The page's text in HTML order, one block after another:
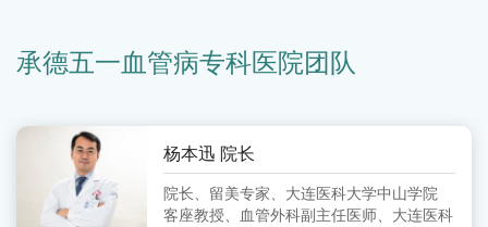
承德五一血管病专科医院团队
杨本迅 院长
院长、留美专家、大连医科大学中山学院
客座教授、血管外科副主任医师、大连医科